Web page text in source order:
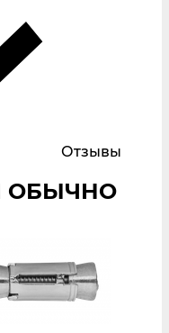
Отзывы
ОБЫЧНО